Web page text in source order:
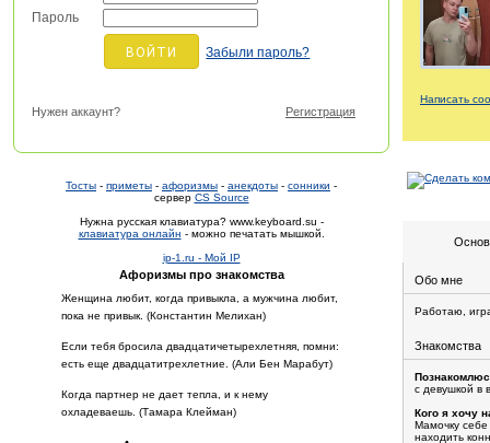
Пароль
Забыли пароль?
Нужен аккаунт? Регистрация
Тосты - приметы - афоризмы - анекдоты - сонники -
сервер CS Source
Нужна русская клавиатура? www.keyboard.su -
клавиатура онлайн - можно печатать мышкой.
ip-1.ru - Мой IP
Афоризмы про знакомства
Женщина любит, когда привыкла, а мужчина любит,
пока не привык. (Константин Мелихан)
Если тебя бросила двадцатичетырехлетняя, помни:
есть еще двадцатитрехлетние. (Али Бен Марабут)
Когда партнер не дает тепла, и к нему
охладеваешь. (Тамара Клейман)
Написать
Обо мне
Работаю,
Знакомства
с девушкой в
Кого я хочу
Мамочку
находить